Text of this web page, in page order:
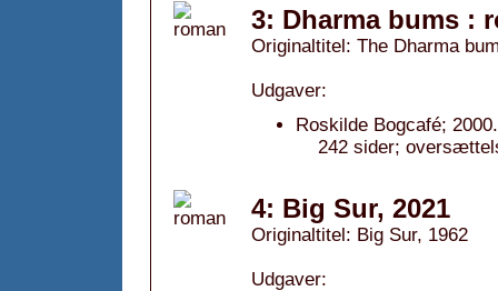
3: Dharma bums :
Originaltitel: The Dharma
Udgaver:
Roskilde Bogcafé; 2000.
242 sider;
4: Big Sur, 2021
Originaltitel: Big Sur, 1962
Udgaver: